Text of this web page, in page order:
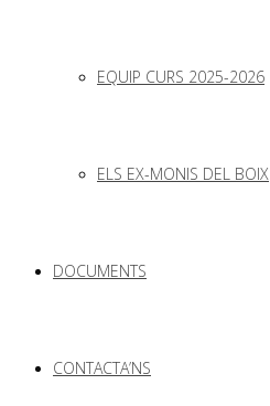
EQUIP CURS 2025-2026
ELS EX-MONIS DEL BOIX
DOCUMENTS
CONTACTA’NS